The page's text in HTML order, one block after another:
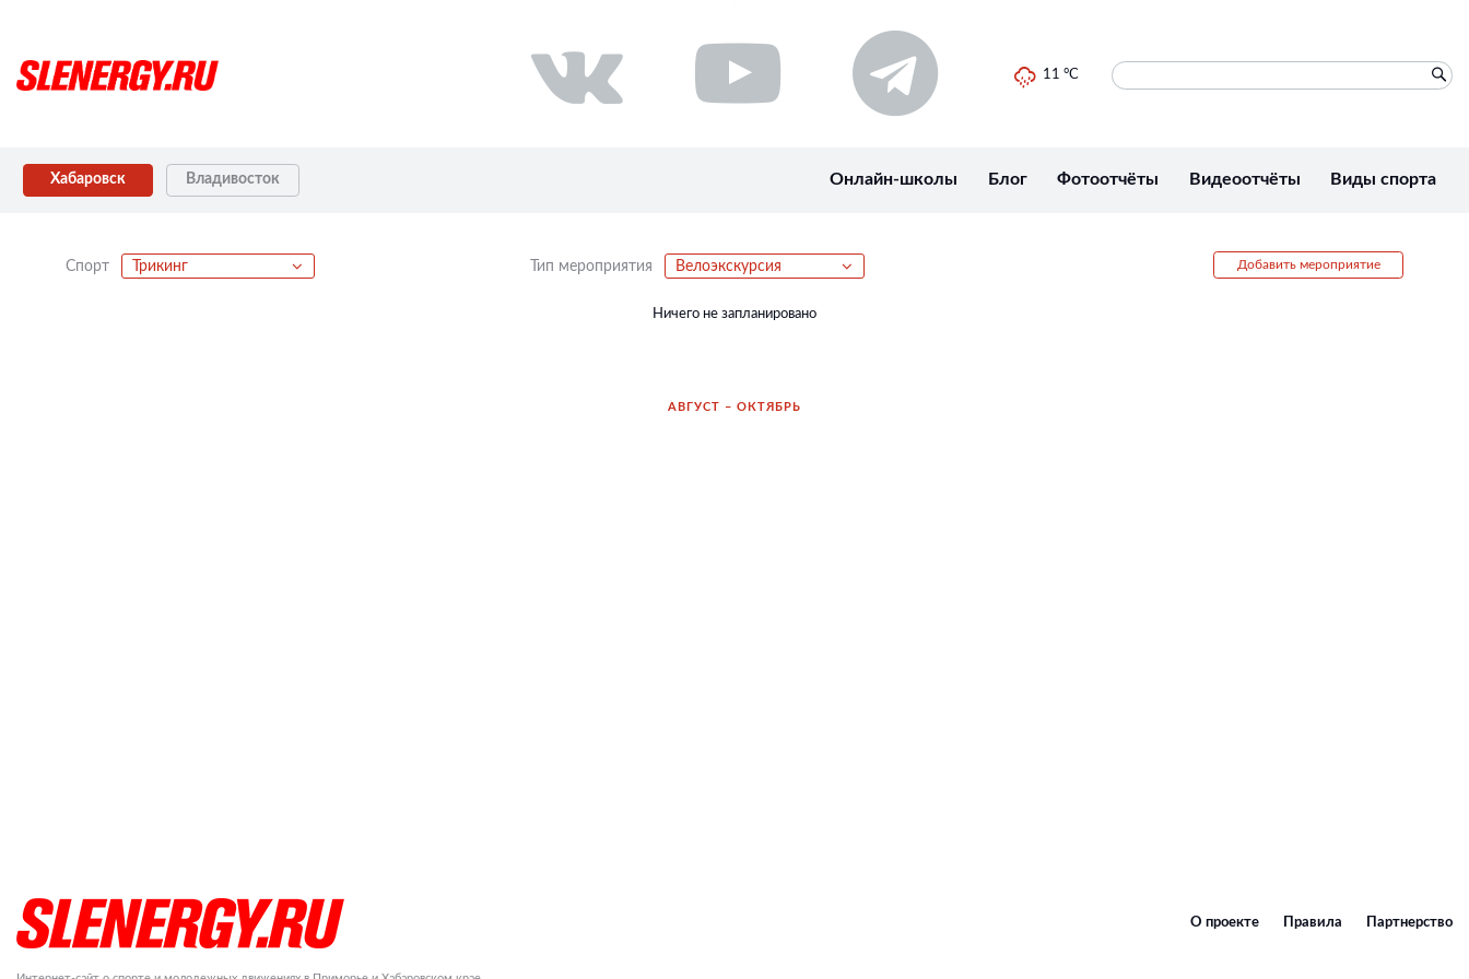
11 °C
Хабаровск Владивосток Онлайн-школы Блог Фотоотчёты Видеоотчёты Виды спорта
Спорт Трикинг Тип мероприятия Велоэкскурсия Добавить мероприятие
Ничего не запланировано
АВГУСТ – ОКТЯБРЬ
О проекте Правила Партнерство